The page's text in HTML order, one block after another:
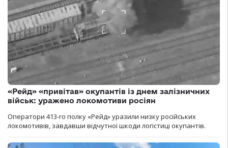
«Рейд» «привітав» окупантів із днем залізничних
військ: уражено локомотиви росіян
Оператори 413-го полку «Рейд» уразили низку російських
локомотивів, завдавши відчутної шкоди логістиці окупантів.